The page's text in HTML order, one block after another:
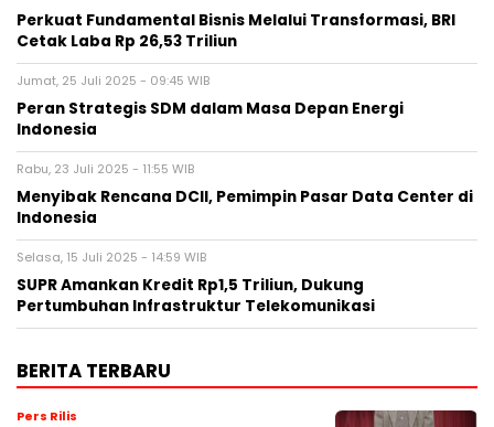
Perkuat Fundamental Bisnis Melalui Transformasi, BRI
Cetak Laba Rp 26,53 Triliun
Jumat, 25 Juli 2025 - 09:45 WIB
Peran Strategis SDM dalam Masa Depan Energi
Indonesia
Rabu, 23 Juli 2025 - 11:55 WIB
Menyibak Rencana DCII, Pemimpin Pasar Data Center di
Indonesia
Selasa, 15 Juli 2025 - 14:59 WIB
SUPR Amankan Kredit Rp1,5 Triliun, Dukung
Pertumbuhan Infrastruktur Telekomunikasi
BERITA TERBARU
Pers Rilis